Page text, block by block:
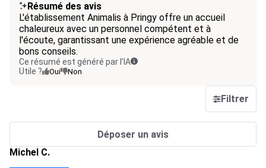
Résumé des avis
L'établissement Animalis à Pringy offre un accueil
chaleureux avec un personnel compétent et à
l'écoute, garantissant une expérience agréable et de
bons conseils.
Ce résumé est généré par l’IA
Utile ?
Oui Non
Filtrer
Déposer un avis
Michel C.